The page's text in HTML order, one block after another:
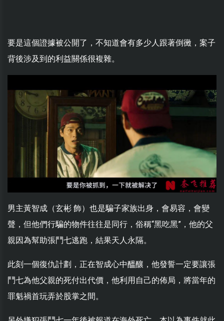
要是這個證據被公開了，不知道會有多少人跟著倒黴，案子
背後涉及到的利益關係很複雜。
男主黃智成（玄彬 飾）也是騙子家族出身，會易容，會變
聲，但他們行騙的物件往往是同行，俗稱“黑吃黑”，他的父
親因為幫助張鬥七逃跑，結果天人永隔。
此刻一個復仇計劃，正在智成心中醞釀，他發誓一定要讓張
鬥七為他父親的死付出代價，他利用自己的佈局，將當年的
罪魁禍首玩弄於股掌之間。